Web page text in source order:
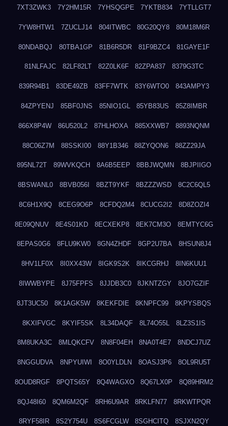
7XT3ZWK3 7Y2HM15R 7YHSQGPE 7YKTB834 7YTLLGT7
7YW8HTW1 7ZUCLJ14 804ITWBC 80G20QY8 80M18M6R
80NDABQJ 80TBA1GP 81B6R5DR 81F9BZC4 81GAYE1F
81NLFAJC 82LF82LT 82Z0LK6F 82ZPA837 8379G3TC
839R94B1 83DE49ZB 83FF7WTK 83Y6WTO0 843AMPY3
84ZPYENJ 85BF0JNS 85NIO1GL 85YB83US 85Z8IMBR
866X8P4W 86U520L2 87HLHOXA 885XXWB7 8893NQNM
88C06Z7M 88SSKI00 88Y1B346 88ZYQON6 88ZZ29JA
895NL72T 89WVKQCH 8A6B5EEP 8BBJWQMN 8BJPIIGO
8BSWANL0 8BVB056I 8BZT9YKF 8BZZZWSD 8C2C6QL5
8C6H1X9Q 8CEG9O6P 8CFDQ2M4 8CUCG2I2 8D8ZOZI4
8E09QNUV 8E4S01KD 8ECXEKP8 8EK7CM3O 8EMTYC6G
8EPAS0G6 8FLU9KW0 8GN4ZHDF 8GP2U7BA 8HSUN8J4
8HV1LF0X 8I0XX43W 8IGK9S2K 8IKCGRHJ 8IN6KUU1
8IWWBYPE 8J75FPFS 8JJDB3C0 8JKNTZGY 8JO7GZIF
8JT3UC50 8K1AGK5W 8KEKFDIE 8KNPFC99 8KPYSBQS
8KXIFVGC 8KYIF5SK 8L34DAQF 8L74O55L 8LZ3S1IS
8M8UKA3C 8MLQKCFV 8N8F04EH 8NA0T4E7 8NDCJ7UZ
8NGGUDVA 8NPYUIWI 8O0YLDLN 8OASJ3P6 8OL9RU5T
8OUD8RGF 8PQTS65Y 8Q4WAGXO 8Q67LX0P 8Q89HRM2
8QJ48I60 8QM6M2QF 8RH6U9AR 8RKLFN77 8RKWTPQR
8RYF58IR 8S2Y754U 8S6FCGLW 8SGHCITQ 8SJXN2QY